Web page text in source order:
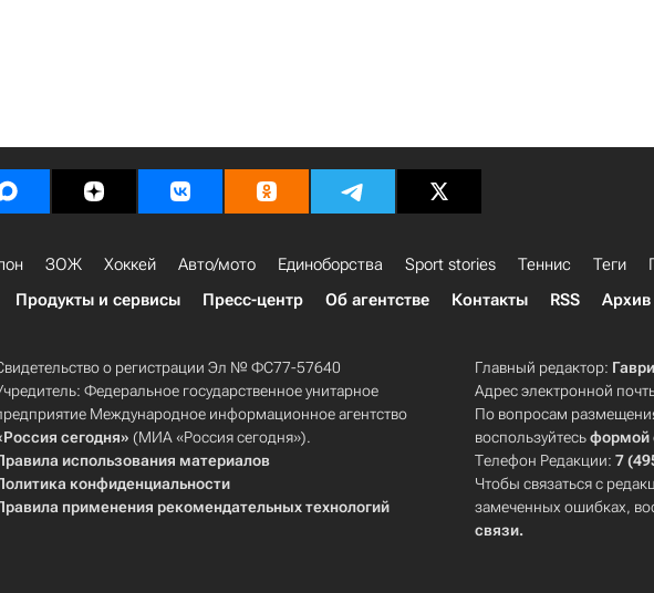
ЗОЖ Хоккей Авто/мото Единоборства Sport stories Теннис Теги
Продукты и сервисы Пресс-центр Об агентстве Контакты RSS Архив
о регистрации Эл № ФС77-57640
Федеральное государственное унитарное
Международное информационное агентство
сегодня» (МИА «Россия сегодня»).
использования материалов
конфиденциальности
применения рекомендательных технологий
Главный редактор:
Адрес электронной
По вопросам
воспользуйтесьформой
Телефон Редакции:7
Чтобы связаться с
замеченных ошибках,
связи.